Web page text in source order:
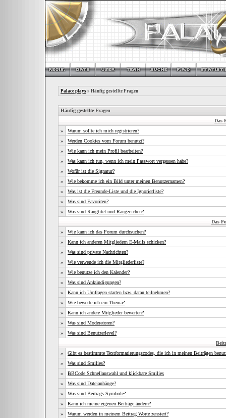
Palace plays » Häufig gestellte Fragen
Häufig gestellte Fragen
Das
»
Warum sollte ich mich registrieren?
»
Werden Cookies vom Forum benutzt?
»
Wie kann ich mein Profil bearbeiten?
»
Was kann ich tun, wenn ich mein Passwort vergessen habe?
»
Wofür ist die Signatur?
»
Wie bekomme ich ein Bild unter meinen Benutzernamen?
»
Was ist die Freunde-Liste und die Ignorierliste?
»
Was sind Favoriten?
»
Was sind Rangtitel und Rangzeichen?
Das
»
Wie kann ich das Forum durchsuchen?
»
Kann ich anderen Mitgliedern E-Mails schicken?
»
Was sind private Nachrichten?
»
Wie verwende ich die Mitgliederliste?
»
Wie benutze ich den Kalender?
»
Was sind Ankündigungen?
»
Kann ich Umfragen starten bzw. daran teilnehmen?
»
Wie bewerte ich ein Thema?
»
Kann ich andere Mitglieder bewerten?
»
Was sind Moderatoren?
»
Was sind Benutzerlevel?
»
Gibt es bestimmte Textformatierungscodes, die ich in meinen Beiträgen
»
Was sind Smilies?
»
BBCode Schnellauswahl und klickbare Smilies
»
Was sind Dateianhänge?
»
Was sind Beitrags-Symbole?
»
Kann ich meine eigenen Beiträge ändern?
»
Warum werden in meinem Beitrag Worte zensiert?